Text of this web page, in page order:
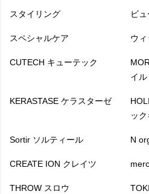
スタイリング ビ
スペシャルケア ウ
CUTECH キューテック
イル
KERASTASE ケラスターゼ
ッ
Sortir ソルティール N
CREATE ION クレイツ
THROW スロウ